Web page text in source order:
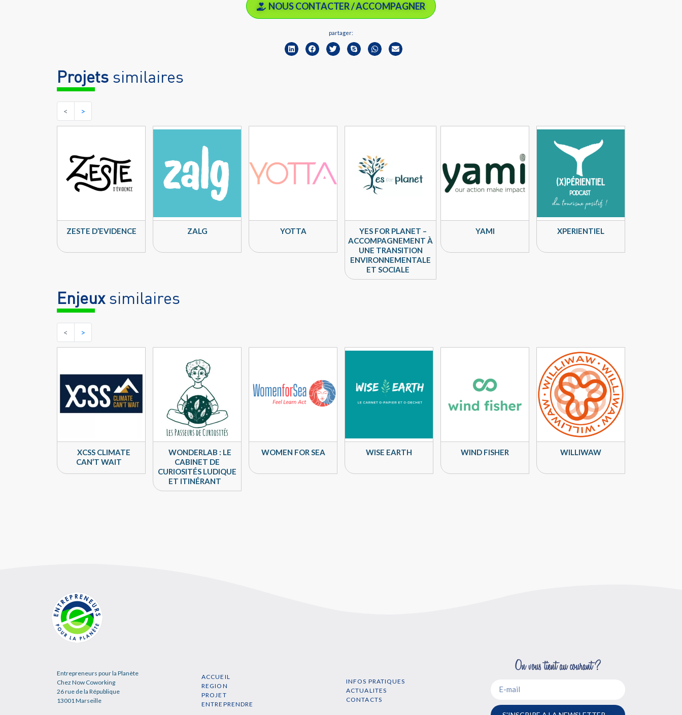
NOUS CONTACTER / ACCOMPAGNER
partager:
Projets similaires
< >
ZESTE D’EVIDENCE ZALG YOTTA
YES FOR PLANET –
ACCOMPAGNEMENT À
UNE TRANSITION
ENVIRONNEMENTALE
ET SOCIALE
YAMI XPERIENTIEL
Enjeuxsimilaires
< >
XCSS CLIMATE
CAN’T WAIT
WONDERLAB : LE
CABINET DE
CURIOSITÉS LUDIQUE
ET ITINÉRANT
WOMEN FOR SEA WISE EARTH WIND FISHER WILLIWAW
Entrepreneurs pour la Planète
Chez Now Coworking
26 rue de la République
13001 Marseille
ACCUEIL
REGION
PROJET
ENTREPRENDRE
INFOS PRATIQUES
ACTUALITES
CONTACTS